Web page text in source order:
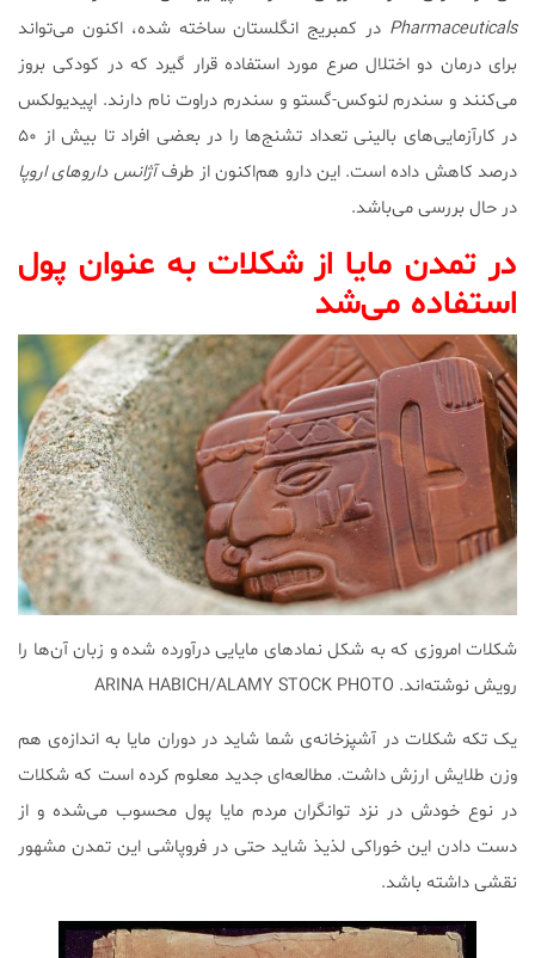
Pharmaceuticals در کمبریج انگلستان ساخته شده، اکنون می‌تواند
برای درمان دو اختلال صرع مورد استفاده قرار گیرد که در کودکی بروز
می‌کنند و سندرم لنوکس-گستو و سندرم دراوت نام دارند. اپیدیولکس
در کارآزمایی‌های بالینی تعداد تشنج‌ها را در بعضی افراد تا بیش از ۵۰
درصد کاهش داده است. این دارو هم‌اکنون از طرفآژانس داروهای اروپا
در حال بررسی می‌باشد.
در تمدن مایا از شکلات به عنوان پول
استفاده می‌شد
شکلات امروزی که به شکل نمادهای مایایی درآورده شده و زبان آن‌ها را
رویش نوشته‌اند. ARINA HABICH/ALAMY STOCK PHOTO
یک تکه شکلات در آشپزخانه‌ی شما شاید در دوران مایا به اندازه‌ی هم
وزن طلایش ارزش داشت. مطالعه‌ای جدید معلوم کرده است که شکلات
در نوع خودش در نزد توانگران مردم مایا پول محسوب می‌شده و از
دست دادن این خوراکی لذیذ شاید حتی در فروپاشی این تمدن مشهور
نقشی داشته باشد.